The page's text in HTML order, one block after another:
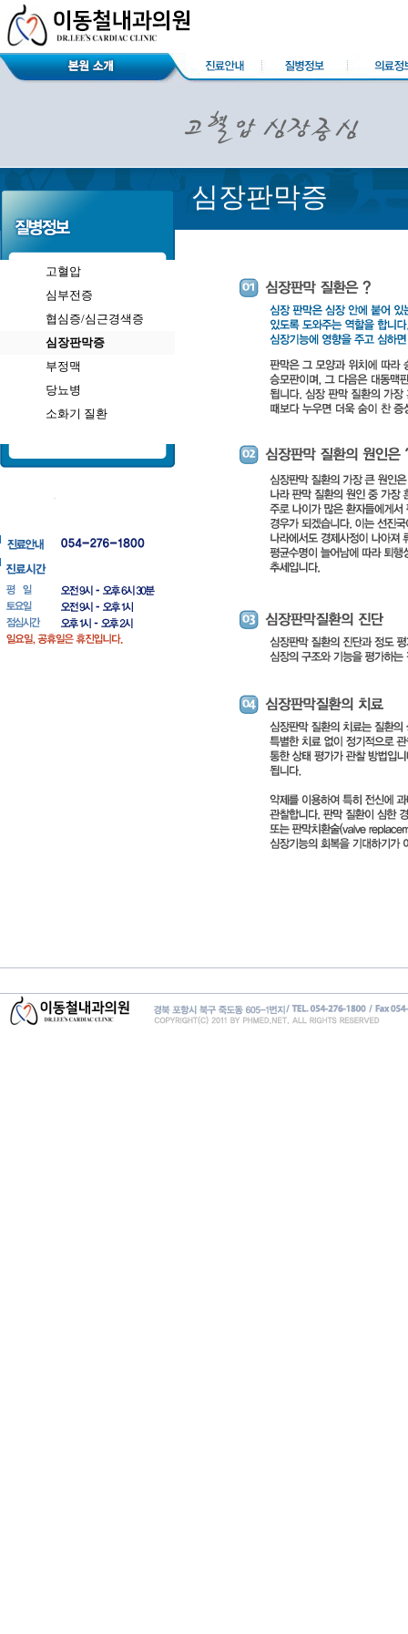
고혈압
심부전증
협심증/심근경색증
심장판막증
부정맥
당뇨병
소화기 질환
심장판막증